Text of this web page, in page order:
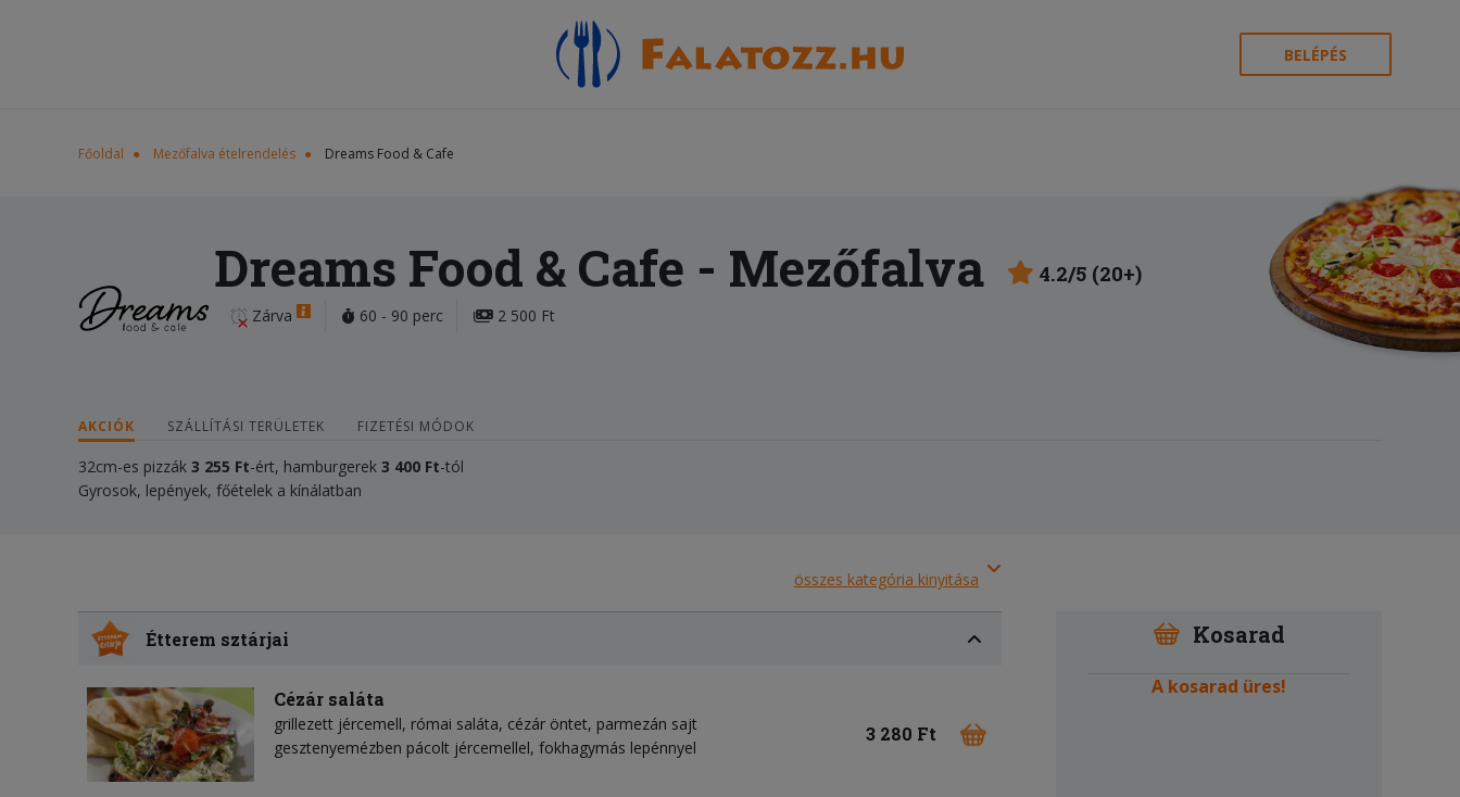
BELÉPÉS
Főoldal Mezőfalva ételrendelés Dreams Food & Cafe
Dreams Food & Cafe - Mezőfalva 4.2/5 (20+)
Zárva 60 - 90 perc 2 500 Ft
AKCIÓK SZÁLLÍTÁSI TERÜLETEK FIZETÉSI MÓDOK
32cm-es pizzák 3 255 Ft-ért, hamburgerek 3 400 Ft-tól
Gyrosok, lepények, főételek a kínálatban
összes kategória kinyitása
Étterem sztárjai
Cézár saláta
grillezett jércemell római saláta cézár öntet parmezán sajt
gesztenyemézben pácolt jércemellel, fokhagymás lepénnyel
3 280 Ft
Kosarad
A kosarad üres!